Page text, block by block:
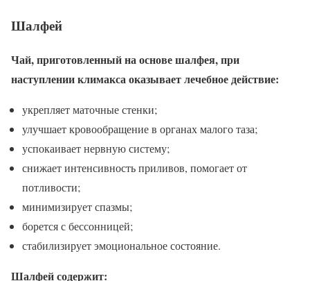
Шалфей
Чай, приготовленный на основе шалфея, при
наступлении климакса оказывает лечебное действие:
укрепляет маточные стенки;
улучшает кровообращение в органах малого таза;
успокаивает нервную систему;
снижает интенсивность приливов, помогает от
потливости;
минимизирует спазмы;
борется с бессонницей;
стабилизирует эмоциональное состояние.
Шалфей содержит: